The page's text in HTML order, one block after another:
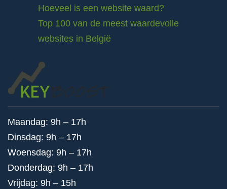
Hoeveel is een website waard?
Top 100 van de meest waardevolle
websites in België
Maandag: 9h – 17h
Dinsdag: 9h – 17h
Woensdag: 9h – 17h
Donderdag: 9h – 17h
Vrijdag: 9h – 15h